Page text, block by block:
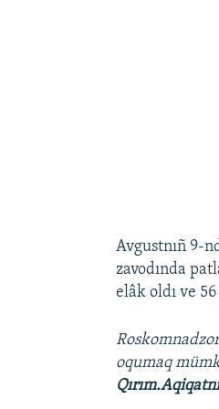
Avgustnıñ 9-
zavodında
elâk oldı ve
oqumaq